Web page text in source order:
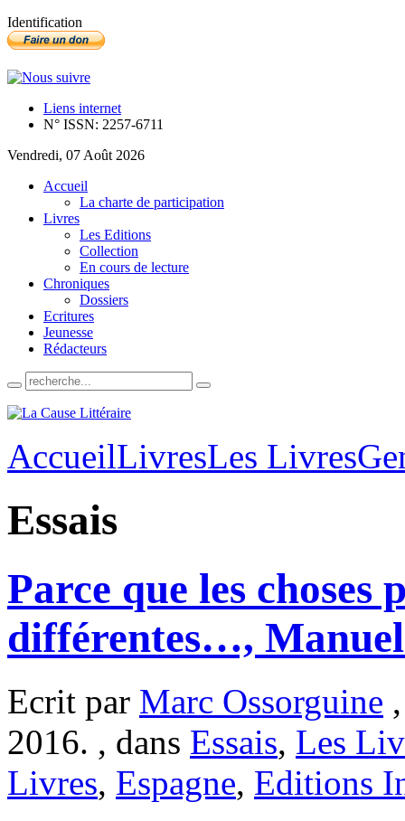
Identification
Liens internet
N° ISSN: 2257-6711
Vendredi, 07 Août 2026
Accueil
La charte de participation
Livres
Les Editions
Collection
En cours de lecture
Chroniques
Dossiers
Ecritures
Jeunesse
Rédacteurs
AccueilLivresLes Livres
Essais
Parce que les choses
différentes…,
Ecrit par Marc Ossorguine
2016. , dans Essais, Les
Livres, Espagne, Editions